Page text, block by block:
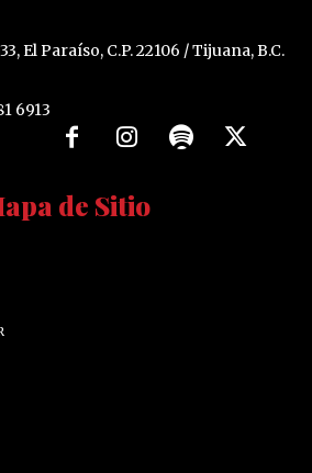
El Paraíso, C.P. 22106 / Tijuana, B.C.
6913
de Sitio